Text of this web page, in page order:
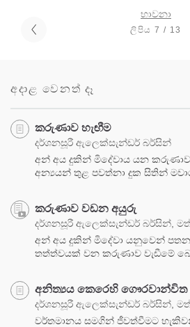
භාවනා
ලිපිය 7 / 13
අදාළ වෙනත් දෑ
කරුණාව හැඟීම
දර්ශනසූරී ඇලෙක්සැන්ඩර් බර්සින්
අන් අය දුකින් මිදේවාය යන
අන්‍යයන් තුළ පවත්නා දුක සිතින්
කරුණාව වඩන අයුරු
දර්ශනසූරී ඇලෙක්සැන්ඩර් බර්සින්,
අන් අය දුකින් මිදේවා යනුවෙන්
තත්ත්වයක් වන කරුණාව වැඩීමේ
අනිත්‍යය කෙරෙහි ගෞරවාන්විත
දර්ශනසූරී ඇලෙක්සැන්ඩර් බර්සින්,
වර්තමානය සමගින් ජීවත්වීමට